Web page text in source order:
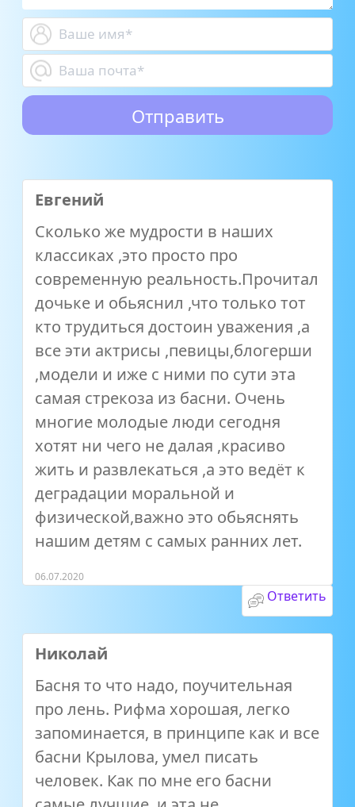
Евгений
Сколько же мудрости в наших
классиках ,это просто про
современную реальность.Прочитал
дочьке и обьяснил ,что только тот
кто трудиться достоин уважения ,а
все эти актрисы ,певицы,блогерши
,модели и иже с ними по сути эта
самая стрекоза из басни. Очень
многие молодые люди сегодня
хотят ни чего не далая ,красиво
жить и развлекаться ,а это ведёт к
деградации моральной и
физической,важно это обьяснять
нашим детям с самых ранних лет.
06.07.2020
Ответить
Николай
Басня то что надо, поучительная
про лень. Рифма хорошая, легко
запоминается, в принципе как и все
басни Крылова, умел писать
человек. Как по мне его басни